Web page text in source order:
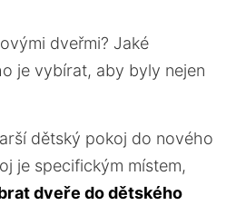
dveřmi? Jaké
je vybírat, aby byly nejen
dětský pokoj do nového
je specifickým místem,
dveře do dětského